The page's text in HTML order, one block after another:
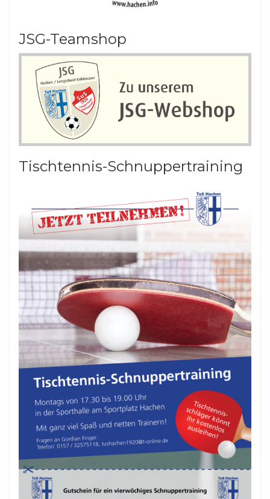
JSG-Teamshop
Tischtennis-Schnuppertraining